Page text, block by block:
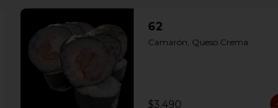
62
Camarón, Queso Crema
$3.490